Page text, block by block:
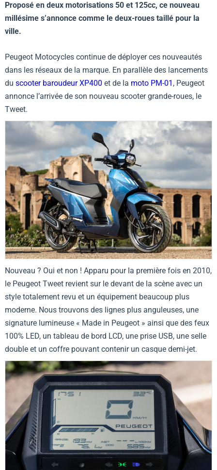
Proposé en deux motorisations 50 et 125cc, ce nouveau
millésime s’annonce comme le deux-roues taillé pour la
ville.
Peugeot Motocycles continue de déployer ces nouveautés
dans les réseaux de la marque. En parallèle des lancements
du scooter baroudeur XP400 et de la moto PM-01 , Peugeot
annonce l’arrivée de son nouveau scooter grande-roues, le
Tweet.
Nouveau ? Oui et non ! Apparu pour la première fois en 2010,
le Peugeot Tweet revient sur le devant de la scène avec un
style totalement revu et un équipement beaucoup plus
moderne. Nous trouvons des lignes plus anguleuses, une
signature lumineuse « Made in Peugeot » ainsi que des feux
100% LED, un tableau de bord LCD, une prise USB, une selle
double et un coffre pouvant contenir un casque demi-jet.